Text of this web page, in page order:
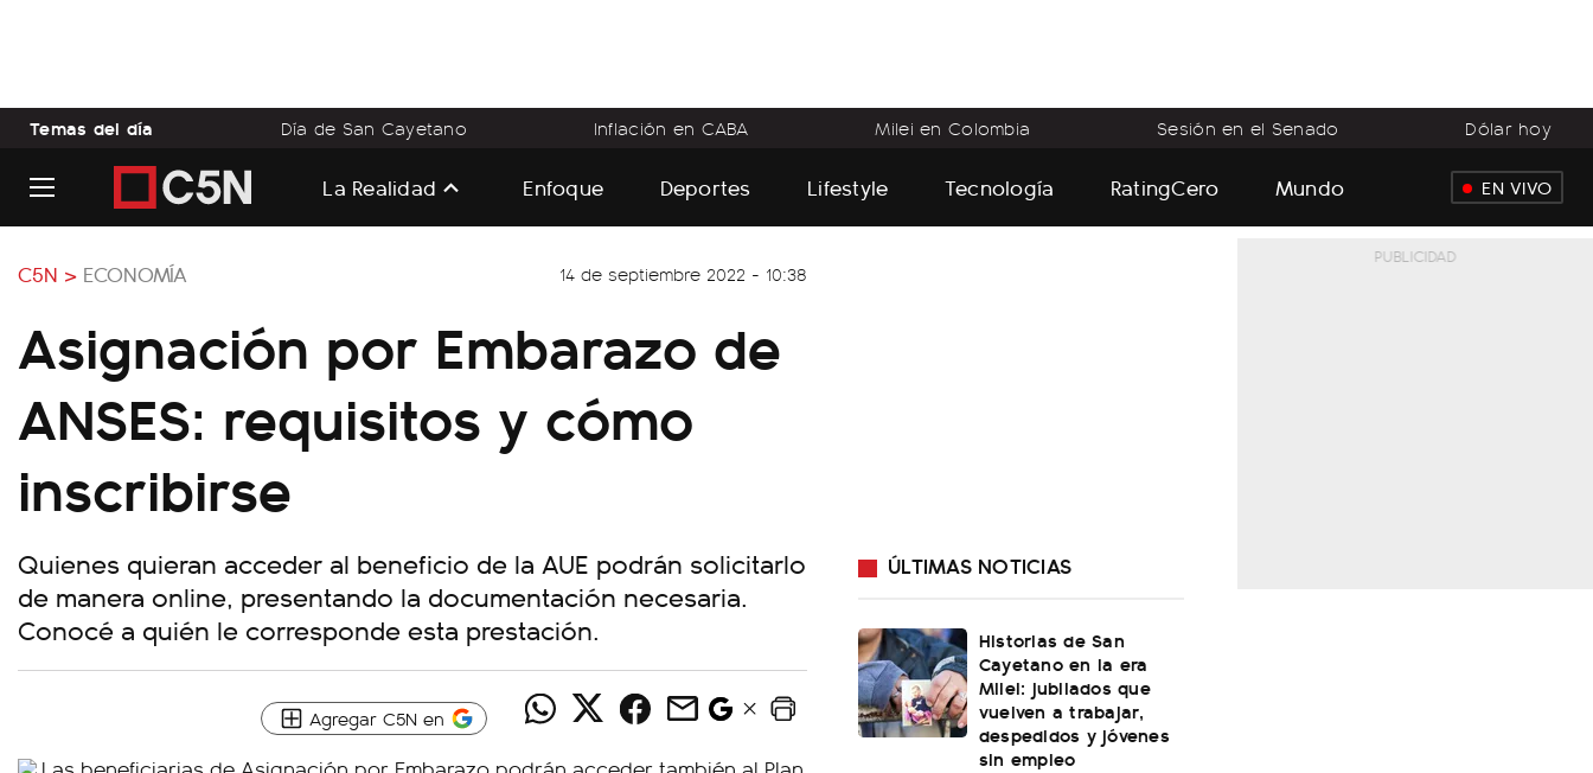
Temas del día Día de San Cayetano Inflación en CABA Milei en Colombia Sesión en el Senado Dólar hoy
La Realidad Enfoque Deportes Lifestyle Tecnología RatingCero Mundo EN VIVO
C5N > ECONOMÍA 14 de septiembre 2022 - 10:38
Asignación por Embarazo de
ANSES: requisitos y cómo
inscribirse
Quienes quieran acceder al beneficio de la AUE podrán solicitarlo
de manera online, presentando la documentación necesaria.
Conocé a quién le corresponde esta prestación.
Agregar C5N en
ÚLTIMAS NOTICIAS
Historias de San
Cayetano en la era
Milei: jubilados que
vuelven a trabajar,
despedidos y jóvenes
sin empleo